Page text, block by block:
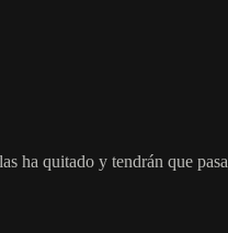
ha quitado y tendrán que